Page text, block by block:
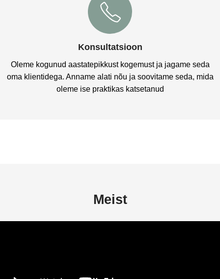
Konsultatsioon
Oleme kogunud aastatepikkust kogemust ja jagame seda
oma klientidega. Anname alati nõu ja soovitame seda, mida
oleme ise praktikas katsetanud
Meist